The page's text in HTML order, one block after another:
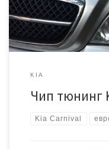
производим запись
откорректирована […]
KIA
Чип тюнинг
Kia Carnival